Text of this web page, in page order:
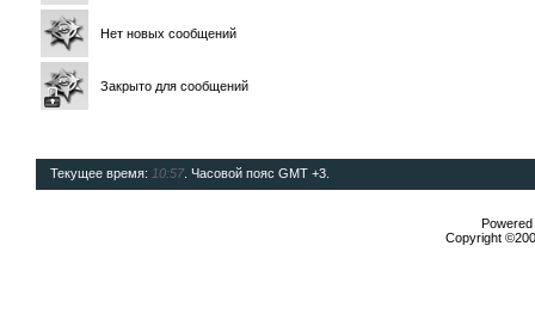
Нет новых сообщений
Закрыто для сообщений
Текущее время: 10:57. Часовой пояс GMT +3.
Copyright